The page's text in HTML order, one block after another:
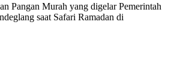
Pangan Murah yang digelar Pemerintah
saat Safari Ramadan di